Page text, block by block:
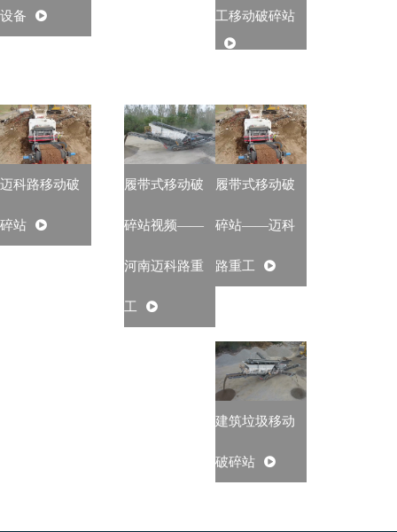
设备 工移动破碎站
迈科路移动破
碎站
履带式移动破
碎站视频——
河南迈科路重
工
履带式移动破
碎站——迈科
路重工
建筑垃圾移动
破碎站